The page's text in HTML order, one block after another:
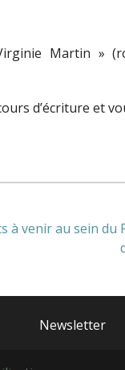
Martin »
d’écriture et
à venir au sein du
Newsletter